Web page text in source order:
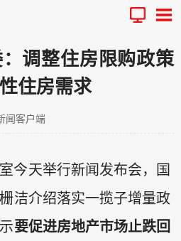
调整住房限购政策
住房需求
闻客户端
今天举行新闻发布会，国
洁介绍落实一揽子增量政
要促进房地产市场止跌回